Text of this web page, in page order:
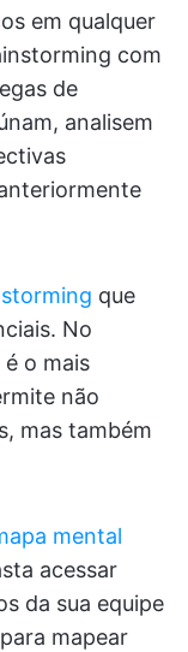
em qualquer
com
de
analisem
que
No
é o mais
não
mas também
mental
acessar
da sua equipe
mapear